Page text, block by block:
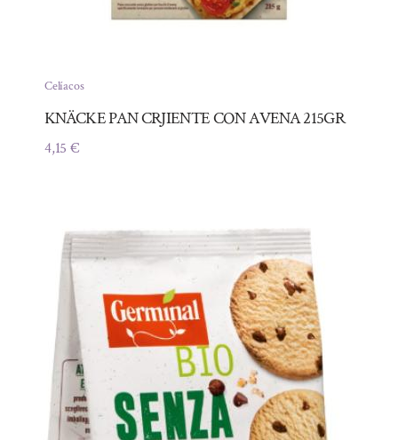
Celíacos
KNÄCKE PAN CRJIENTE CON AVENA 215GR
4,15€